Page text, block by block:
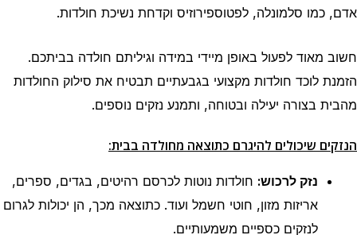
אדם, כמו סלמונלה, לפטוספירוזיס וקדחת נשיכת חולדות.
חשוב מאוד לפעול באופן מיידי במידה וגיליתם חולדה בביתכם.
הזמנת לוכד חולדות מקצועי בגבעתיים תבטיח את סילוק החולדות
מהבית בצורה יעילה ובטוחה, ותמנע נזקים נוספים.
הנזקים שיכולים להיגרם כתוצאה מחולדה בבית:
נזק לרכוש: חולדות נוטות לכרסם רהיטים, בגדים, ספרים,
אריזות מזון, חוטי חשמל ועוד. כתוצאה מכך, הן יכולות לגרום
לנזקים כספיים משמעותיים.